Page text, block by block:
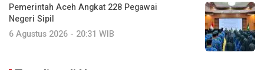
Pemerintah Aceh Angkat 228 Pegawai
Negeri Sipil
6 Agustus 2026 - 20:31 WIB